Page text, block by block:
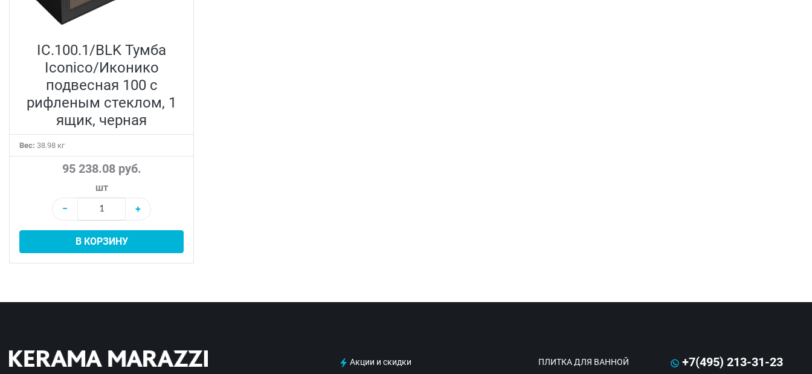
IC.100.1/BLK Тумба
Iconico/Иконико
подвесная 100 с
рифленым стеклом, 1
ящик, черная
Вес: 38.98 кг
95 238.08 руб.
шт
−
+
В КОРЗИНУ
Акции и скидки ПЛИТКА ДЛЯ ВАННОЙ +7(495) 213-31-23